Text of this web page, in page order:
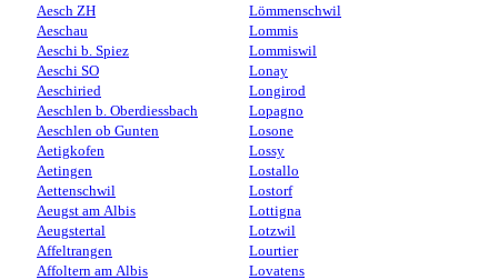
Aesch ZH
Aeschau
Aeschi b. Spiez
Aeschi SO
Aeschiried
Aeschlen b. Oberdiessbach
Aeschlen ob Gunten
Aetigkofen
Aetingen
Aettenschwil
Aeugst am Albis
Aeugstertal
Affeltrangen
Affoltern am Albis
Lömmenschwil
Lommis
Lommiswil
Lonay
Longirod
Lopagno
Losone
Lossy
Lostallo
Lostorf
Lottigna
Lotzwil
Lourtier
Lovatens